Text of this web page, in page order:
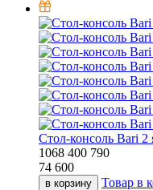
Стол-консоль Bari 2
1068 400 790
74 600
в корзину Товар в